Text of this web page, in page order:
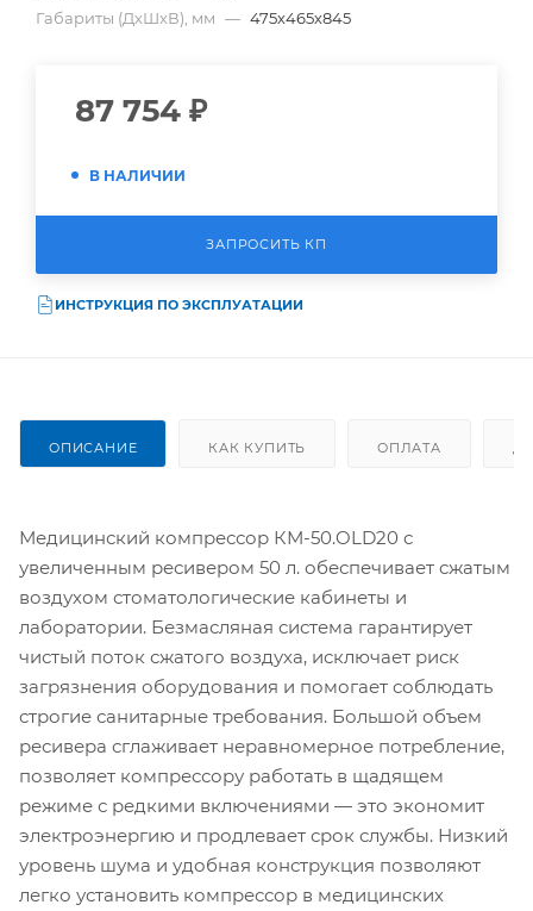
Габариты (ДхШхВ), мм — 475х465х845
87 754 ₽
В НАЛИЧИИ
ЗАПРОСИТЬ КП
ИНСТРУКЦИЯ ПО ЭКСПЛУАТАЦИИ
ОПИСАНИЕ КАК КУПИТЬ ОПЛАТА
Медицинский компрессор КМ-50.OLD20 с
увеличенным ресивером 50 л. обеспечивает сжатым
воздухом стоматологические кабинеты и
лаборатории. Безмасляная система гарантирует
чистый поток сжатого воздуха, исключает риск
загрязнения оборудования и помогает соблюдать
строгие санитарные требования. Большой объем
ресивера сглаживает неравномерное потребление,
позволяет компрессору работать в щадящем
режиме с редкими включениями — это экономит
электроэнергию и продлевает срок службы. Низкий
уровень шума и удобная конструкция позволяют
легко установить компрессор в медицинских